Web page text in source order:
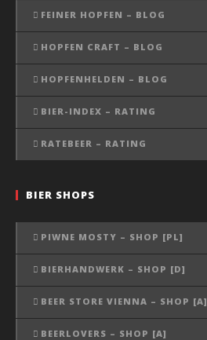
FEINER HOPFEN – BLOG
HOPFEN CRAFT – BLOG
HOPFENHELDEN – BLOG
BIER-INDEX – RATING
RATEBEER – RATING
BIER SHOPS
PIWNE MOSTY – SHOP [PL]
BIERHANDWERK – SHOP [D]
BEER STORE VIENNA – SHOP [A]
BEERLOVERS – SHOP [A]